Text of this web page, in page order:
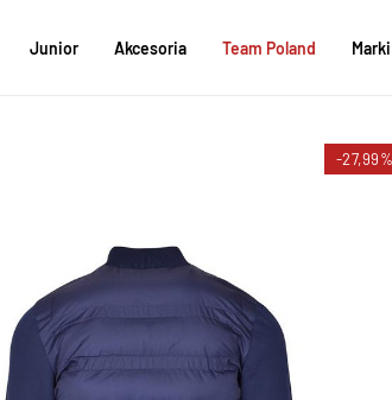
Junior Akcesoria Team Poland Marki
-27,99%